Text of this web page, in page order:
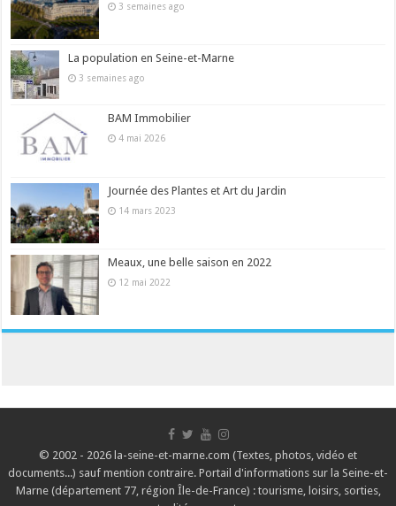
3 semaines ago
La population en Seine-et-Marne
3 semaines ago
BAM Immobilier
4 mai 2026
Journée des Plantes et Art du Jardin
14 mars 2023
Meaux, une belle saison en 2022
12 mai 2022
© 2002 - 2026 la-seine-et-marne.com (Textes, photos, vidéo et
documents...) sauf mention contraire. Portail d'informations sur la Seine-et-
Marne (département 77, région Île-de-France) : tourisme, loisirs, sorties,